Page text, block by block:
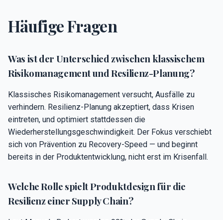
Häufige Fragen
Was ist der Unterschied zwischen klassischem
Risikomanagement und Resilienz-Planung?
Klassisches Risikomanagement versucht, Ausfälle zu
verhindern. Resilienz-Planung akzeptiert, dass Krisen
eintreten, und optimiert stattdessen die
Wiederherstellungsgeschwindigkeit. Der Fokus verschiebt
sich von Prävention zu Recovery-Speed — und beginnt
bereits in der Produktentwicklung, nicht erst im Krisenfall.
Welche Rolle spielt Produktdesign für die
Resilienz einer Supply Chain?